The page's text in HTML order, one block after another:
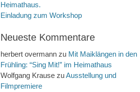
Heimathaus.
Einladung zum Workshop
Neueste Kommentare
herbert overmann zu Mit Maiklängen in den
Frühling: “Sing Mit!” im Heimathaus
Wolfgang Krause zuAusstellung und
Filmpremiere